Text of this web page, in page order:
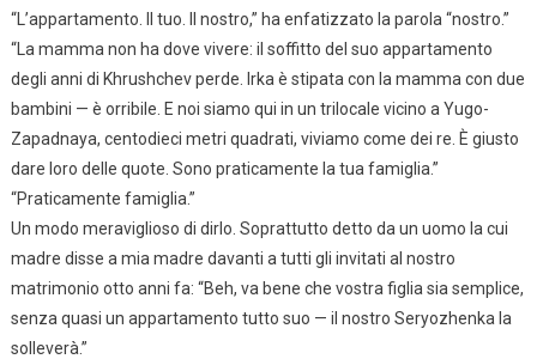
“L’appartamento. Il tuo. Il nostro,” ha enfatizzato la parola “nostro.”
“La mamma non ha dove vivere: il soffitto del suo appartamento
degli anni di Khrushchev perde. Irka è stipata con la mamma con due
bambini — è orribile. E noi siamo qui in un trilocale vicino a Yugo-
Zapadnaya, centodieci metri quadrati, viviamo come dei re. È giusto
dare loro delle quote. Sono praticamente la tua famiglia.”
“Praticamente famiglia.”
Un modo meraviglioso di dirlo. Soprattutto detto da un uomo la cui
madre disse a mia madre davanti a tutti gli invitati al nostro
matrimonio otto anni fa: “Beh, va bene che vostra figlia sia semplice,
senza quasi un appartamento tutto suo — il nostro Seryozhenka la
solleverà.”